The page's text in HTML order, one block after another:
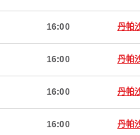
16:00 丹帕
16:00 丹帕
16:00 丹帕
16:00 丹帕